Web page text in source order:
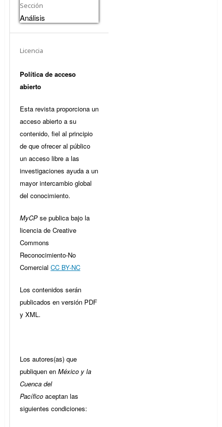
Sección
Análisis
Licencia
Política de acceso
abierto
Esta revista proporciona un
acceso abierto a su
contenido, fiel al principio
de que ofrecer al público
un acceso libre a las
investigaciones ayuda a un
mayor intercambio global
del conocimiento.
MyCP se publica bajo la
licencia de Creative
Commons
Reconocimiento-No
Comercial CC BY-NC
Los contenidos serán
publicados en versión PDF
y XML.
Los autores(as) que
publiquen en México y la
Cuenca del
Pacífico aceptan las
siguientes condiciones: